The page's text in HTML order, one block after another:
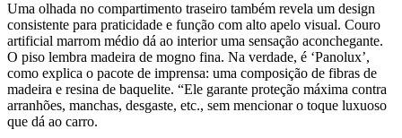
Uma olhada no compartimento traseiro também revela um design
consistente para praticidade e função com alto apelo visual. Couro
artificial marrom médio dá ao interior uma sensação aconchegante.
O piso lembra madeira de mogno fina. Na verdade, é ‘Panolux’,
como explica o pacote de imprensa: uma composição de fibras de
madeira e resina de baquelite. “Ele garante proteção máxima contra
arranhões, manchas, desgaste, etc., sem mencionar o toque luxuoso
que dá ao carro.